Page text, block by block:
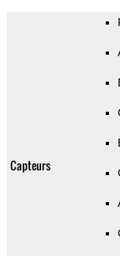
Capteurs